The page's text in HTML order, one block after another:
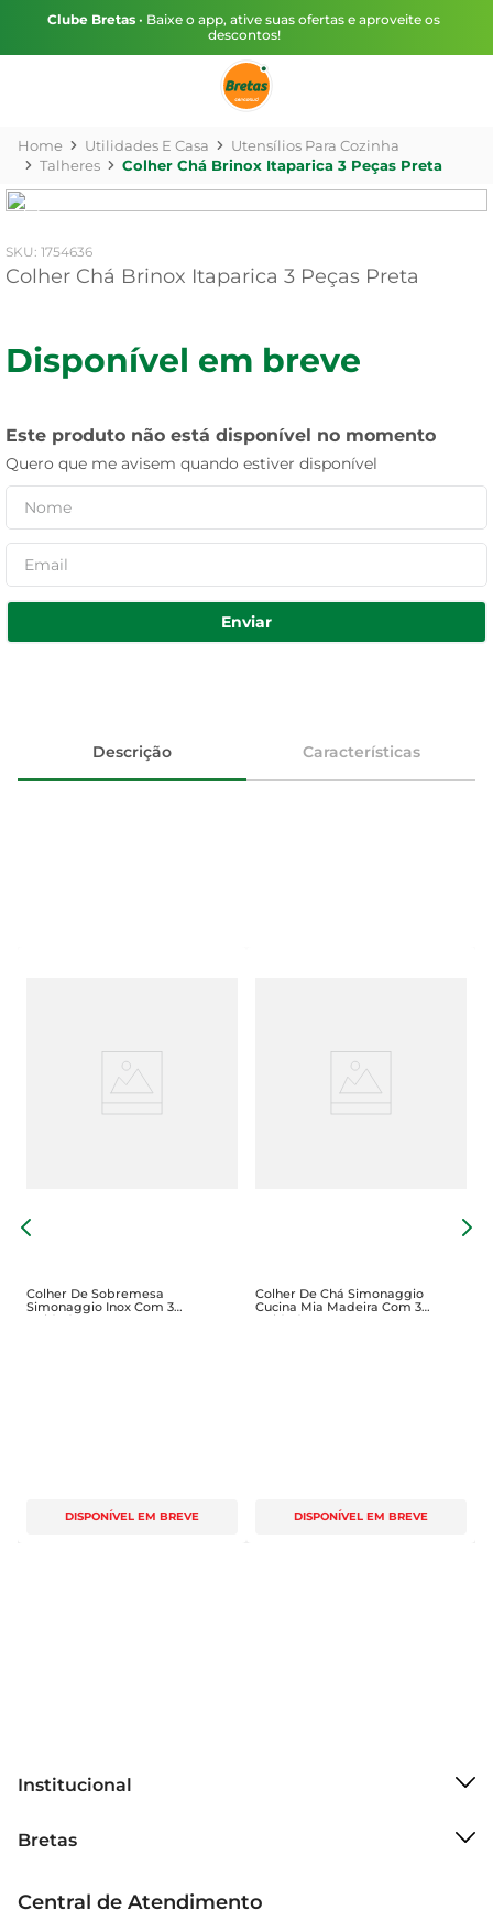
Clube Bretas • Baixe o app, ative suas ofertas e aproveite os
descontos!
Utilidades E Casa
Utensílios Para Cozinha
Talheres
Colher Chá Brinox Itaparica 3 Peças Preta
: 1754636
Colher Chá Brinox Itaparica 3 Peças Preta
Disponível em breve
Este produto não está disponível no momento
Quero que me avisem quando estiver disponível
Enviar
Descrição Características
Colher De Sobremesa
Simonaggio Inox Com 3
Unidades
DISPONÍVEL EM BREVE
Colher De Chá Simonaggio
Cucina Mia Madeira Com 3
Unidades
DISPONÍVEL EM BREVE
Institucional
Grupo Cencosud
Sobre privacidade
Bretas
Produtos Bretas
Central de Atendimento